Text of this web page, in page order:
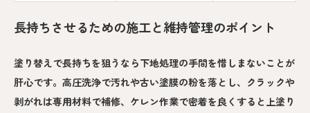
長持ちさせるための施工と維持管理のポイント
塗り替えで長持ちを狙うなら下地処理の手間を惜しまないことが
肝心です。高圧洗浄で汚れや古い塗膜の粉を落とし、クラックや
剥がれは専用材料で補修、ケレン作業で密着を良くすると上塗り